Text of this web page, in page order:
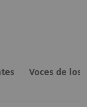
Voces de los